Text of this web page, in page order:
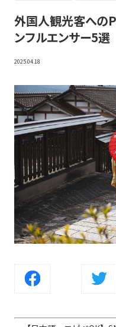
外国人観光客への
ンフルエンサー5選
2025.04.18